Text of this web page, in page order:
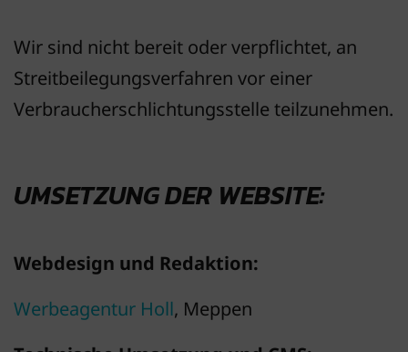
Wir sind nicht bereit oder verpflichtet, an
Streitbeilegungsverfahren vor einer
Verbraucherschlichtungsstelle teilzunehmen.
UMSETZUNG DER WEBSITE:
Webdesign und Redaktion:
Werbeagentur Holl, Meppen